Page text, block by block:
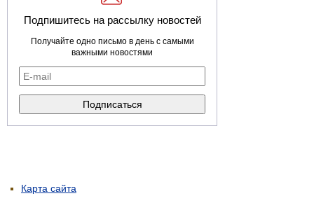
Подпишитесь на рассылку новостей
Получайте одно письмо в день с самыми
важными новостями
Карта сайта